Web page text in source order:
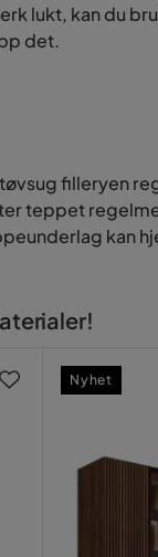
lukt, kan du
det.
filleryen
teppet
kan
Nyhet